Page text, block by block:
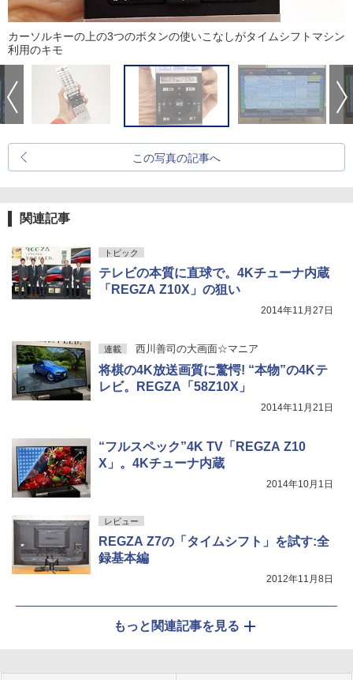
カーソルキーの上の3つのボタンの使いこなしがタイムシフトマシン
利用のキモ
この写真の記事へ
関連記事
トピック
テレビの本質に直球で。4Kチューナ内蔵
「REGZA Z10X」の狙い
2014年11月27日
連載 西川善司の大画面☆マニア
将棋の4K放送画質に驚愕! “本物”の4Kテ
レビ。REGZA「58Z10X」
2014年11月21日
“フルスペック”4K TV「REGZA Z10
X」。4Kチューナ内蔵
2014年10月1日
レビュー
REGZA Z7の「タイムシフト」を試す:全
録基本編
2012年11月8日
もっと関連記事を見る